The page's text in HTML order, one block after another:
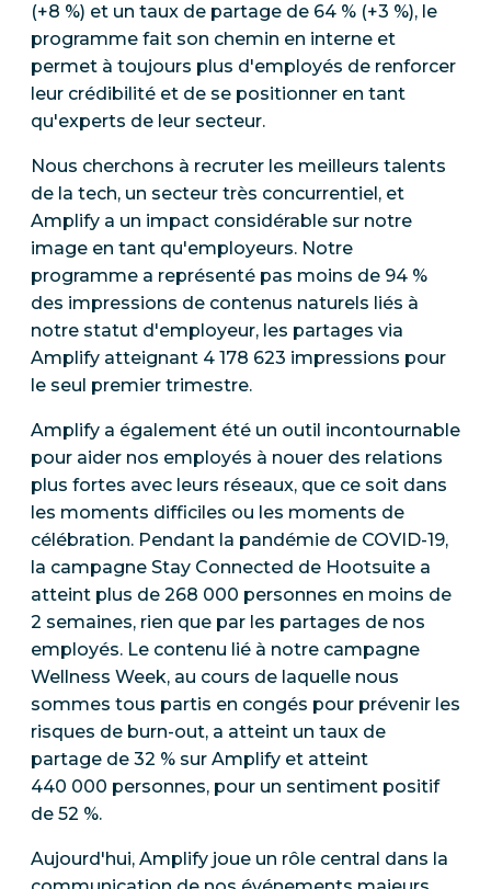
(+8 %) et un taux de partage de 64 % (+3 %), le
programme fait son chemin en interne et
permet à toujours plus d'employés de renforcer
leur crédibilité et de se positionner en tant
qu'experts de leur secteur.
Nous cherchons à recruter les meilleurs talents
de la tech, un secteur très concurrentiel, et
Amplify a un impact considérable sur notre
image en tant qu'employeurs. Notre
programme a représenté pas moins de 94 %
des impressions de contenus naturels liés à
notre statut d'employeur, les partages via
Amplify atteignant 4 178 623 impressions pour
le seul premier trimestre.
Amplify a également été un outil incontournable
pour aider nos employés à nouer des relations
plus fortes avec leurs réseaux, que ce soit dans
les moments difficiles ou les moments de
célébration. Pendant la pandémie de COVID-19,
la campagne Stay Connected de Hootsuite a
atteint plus de 268 000 personnes en moins de
2 semaines, rien que par les partages de nos
employés. Le contenu lié à notre campagne
Wellness Week, au cours de laquelle nous
sommes tous partis en congés pour prévenir les
risques de burn-out, a atteint un taux de
partage de 32 % sur Amplify et atteint
440 000 personnes, pour un sentiment positif
de 52 %.
Aujourd'hui, Amplify joue un rôle central dans la